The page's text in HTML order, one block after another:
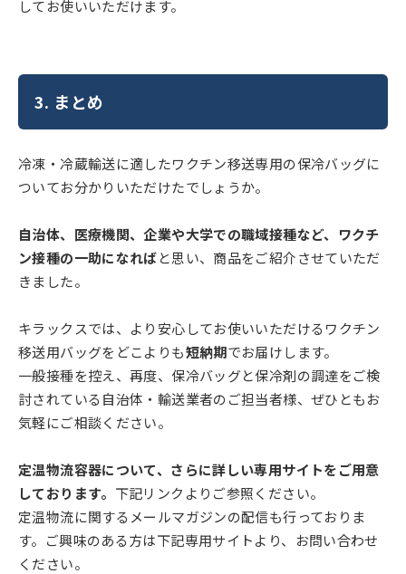
してお使いいただけます。
3. まとめ
冷凍・冷蔵輸送に適したワクチン移送専用の保冷バッグに
ついてお分かりいただけたでしょうか。
自治体、医療機関、企業や大学での職域接種など、ワクチ
ン接種の一助になればと思い、商品をご紹介させていただ
きました。
キラックスでは、より安心してお使いいただけるワクチン
移送用バッグをどこよりも短納期でお届けします。
一般接種を控え、再度、保冷バッグと保冷剤の調達をご検
討されている自治体・輸送業者のご担当者様、ぜひともお
気軽にご相談ください。
定温物流容器について、さらに詳しい専用サイトをご用意
しております。 下記リンクよりご参照ください。
定温物流に関するメールマガジンの配信も行っておりま
す。ご興味のある方は下記専用サイトより、お問い合わせ
ください。